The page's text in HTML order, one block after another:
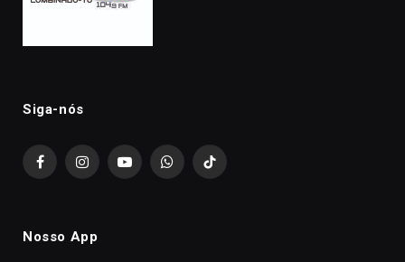
Siga-nós
FacebookInstagramYouTubeWhatsAppTikTok
Nosso App